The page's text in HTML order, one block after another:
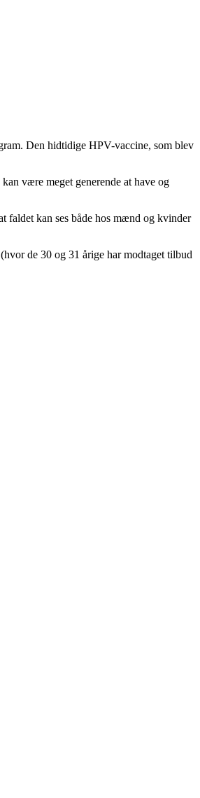
Den hidtidige HPV-vaccine, som blev
være meget generende at have og
faldet kan ses både hos mænd og kvinder
de 30 og 31 årige har modtaget tilbud